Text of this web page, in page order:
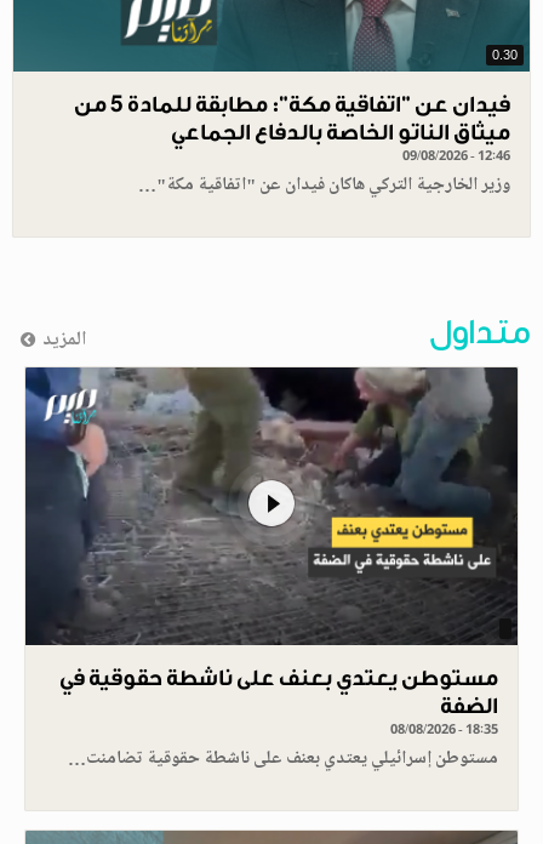
0.30
فيدان عن "اتفاقية مكة": مطابقة للمادة 5 من
ميثاق الناتو الخاصة بالدفاع الجماعي
09/08/2026 - 12:46
وزير الخارجية التركي هاكان فيدان عن "اتفاقية مكة"…
متداول المزيد
مستوطن يعتدي بعنف على ناشطة حقوقية في
الضفة
08/08/2026 - 18:35
مستوطن إسرائيلي يعتدي بعنف على ناشطة حقوقية تضامنت…